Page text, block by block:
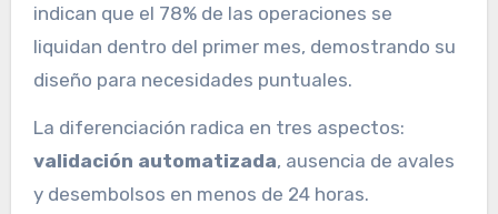
indican que el 78% de las operaciones se
liquidan dentro del primer mes, demostrando su
diseño para necesidades puntuales.
La diferenciación radica en tres aspectos:
validación automatizada, ausencia de avales
y desembolsos en menos de 24 horas.